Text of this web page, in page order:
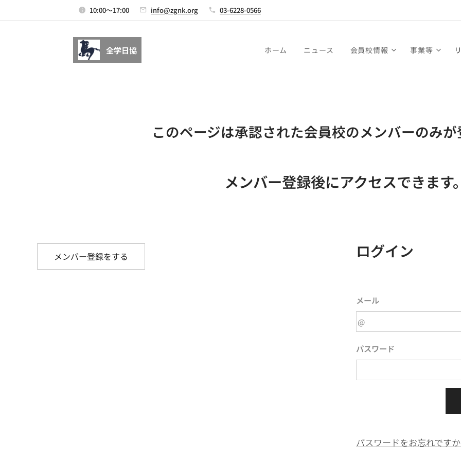
10:00～17:00 info@zgnk.org 03-6228-0566
全学日協 ホーム ニュース 会員校情報 事業等
このページは承認された会員校のメンバーのみ
メンバー登録後にアクセスできます。
メンバー登録をする ログイン
メール
パスワード
パスワードをお忘れですか